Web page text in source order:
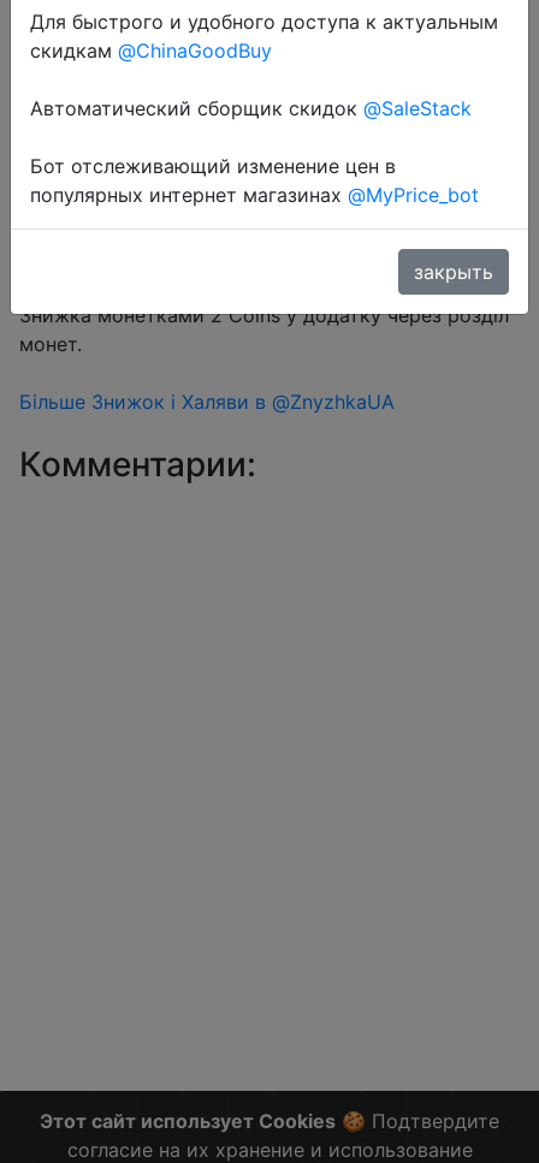
Coins
Перейти в магазин
Знижка монетками 2 Coins у додатку через розділ
монет.
Більше Знижок і Халяви в @ZnyzhkaUA
Комментарии:
Этот сайт использует Cookies 🍪 Подтвердите
согласие на их хранение и использование
Для быстрого и удобного доступа к актуальным
скидкам @ChinaGoodBuy
Автоматический сборщик скидок @SaleStack
Бот отслеживающий изменение цен в
популярных интернет магазинах @MyPrice_bot
закрыть